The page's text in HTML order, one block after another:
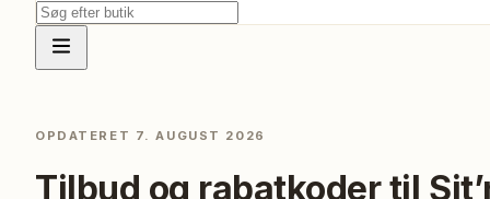
OPDATERET 7. AUGUST 2026
Tilbud og rabatkoder til